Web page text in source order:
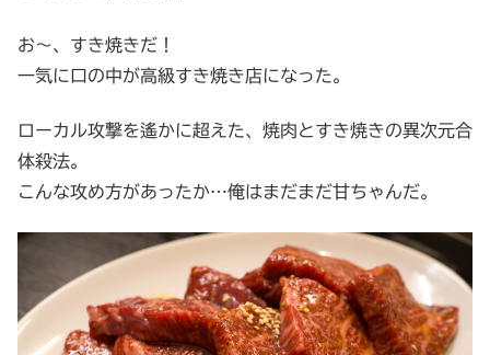
お～、すき焼きだ！
一気に口の中が高級すき焼き店になった。
ローカル攻撃を遙かに超えた、焼肉とすき焼きの異次元合
体殺法。
こんな攻め方があったか…俺はまだまだ甘ちゃんだ。